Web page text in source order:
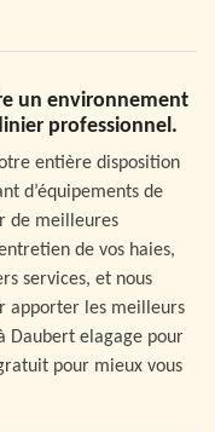
un environnement
professionnel.
entière disposition
d’équipements de
de meilleures
de vos haies,
services, et nous
apporter les meilleurs
Daubert elagage pour
pour mieux vous